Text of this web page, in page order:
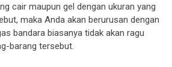
cair maupun gel dengan ukuran yang
maka Anda akan berurusan dengan
bandara biasanya tidak akan ragu
barang tersebut.